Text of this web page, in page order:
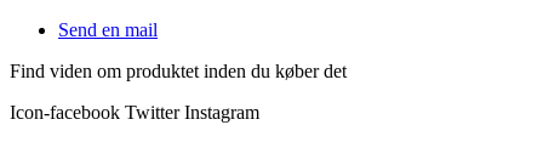
Videre
indhold
Send en mail
Find viden om produktet inden du køber det
Icon-facebook Twitter Instagram